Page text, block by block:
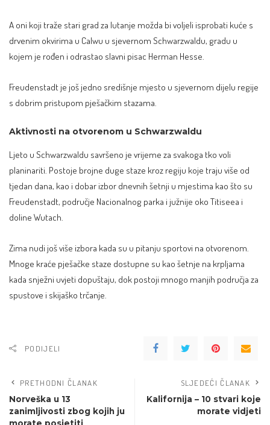
A oni koji traže stari grad za lutanje možda bi voljeli isprobati kuće s
drvenim okvirima u Calwu u sjevernom Schwarzwaldu, gradu u
kojem je rođen i odrastao slavni pisac Herman Hesse.
Freudenstadt je još jedno središnje mjesto u sjevernom dijelu regije
s dobrim pristupom pješačkim stazama.
Aktivnosti na otvorenom u Schwarzwaldu
Ljeto u Schwarzwaldu savršeno je vrijeme za svakoga tko voli
planinariti. Postoje brojne duge staze kroz regiju koje traju više od
tjedan dana, kao i dobar izbor dnevnih šetnji u mjestima kao što su
Freudenstadt, područje Nacionalnog parka i južnije oko Titiseea i
doline Wutach.
Zima nudi još više izbora kada su u pitanju sportovi na otvorenom.
Mnoge kraće pješačke staze dostupne su kao šetnje na krpljama
kada snježni uvjeti dopuštaju, dok postoji mnogo manjih područja za
spustove i skijaško trčanje.
PODIJELI
PRETHODNI ČLANAK
Norveška u 13
zanimljivosti zbog kojih ju
morate posjetiti
SLJEDEĆI ČLANAK
Kalifornija – 10 stvari koje
morate vidjeti